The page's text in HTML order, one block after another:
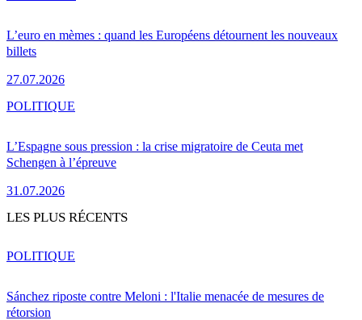
L’euro en mèmes : quand les Européens détournent les nouveaux
billets
27.07.2026
L’Espagne sous pression : la crise migratoire de Ceuta met
Schengen à l’épreuve
31.07.2026
POLITIQUE
LES PLUS RÉCENTS
Sánchez riposte contre Meloni : l'Italie menacée de mesures de
rétorsion
POLITIQUE